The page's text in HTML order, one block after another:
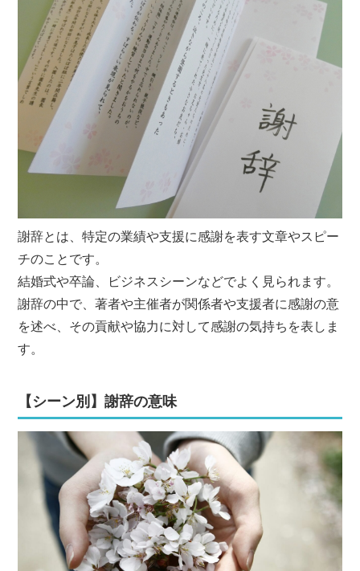
謝辞とは、特定の業績や支援に感謝を表す文章やスピー
チのことです。
結婚式や卒論、ビジネスシーンなどでよく見られます。
謝辞の中で、著者や主催者が関係者や支援者に感謝の意
を述べ、その貢献や協力に対して感謝の気持ちを表しま
す。
【シーン別】謝辞の意味